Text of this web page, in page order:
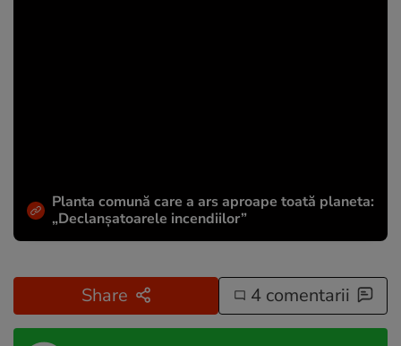
Planta comună care a ars aproape toată planeta:
„Declanșatoarele incendiilor”
Share 4 comentarii